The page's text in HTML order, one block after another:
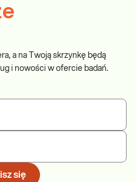
a na Twoją skrzynkę będą
i nowości w ofercie badań.
się